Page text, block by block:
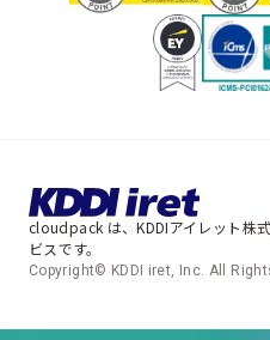
cloudpack は、KDDIアイレット株
ビスです。
Copyright© KDDI iret, Inc. All